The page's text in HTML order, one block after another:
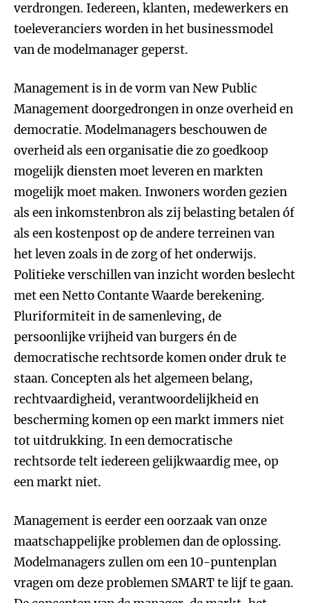
verdrongen. Iedereen, klanten, medewerkers en
toeleveranciers worden in het businessmodel
van de modelmanager geperst.
Management is in de vorm van New Public
Management doorgedrongen in onze overheid en
democratie. Modelmanagers beschouwen de
overheid als een organisatie die zo goedkoop
mogelijk diensten moet leveren en markten
mogelijk moet maken. Inwoners worden gezien
als een inkomstenbron als zij belasting betalen óf
als een kostenpost op de andere terreinen van
het leven zoals in de zorg of het onderwijs.
Politieke verschillen van inzicht worden beslecht
met een Netto Contante Waarde berekening.
Pluriformiteit in de samenleving, de
persoonlijke vrijheid van burgers én de
democratische rechtsorde komen onder druk te
staan. Concepten als het algemeen belang,
rechtvaardigheid, verantwoordelijkheid en
bescherming komen op een markt immers niet
tot uitdrukking. In een democratische
rechtsorde telt iedereen gelijkwaardig mee, op
een markt niet.
Management is eerder een oorzaak van onze
maatschappelijke problemen dan de oplossing.
Modelmanagers zullen om een 10-puntenplan
vragen om deze problemen SMART te lijf te gaan.